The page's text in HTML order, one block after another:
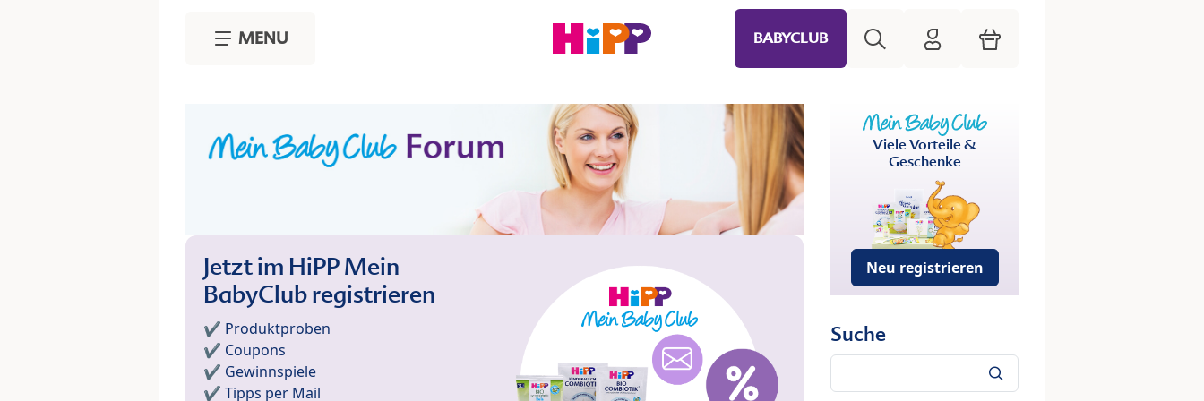
MENU BABYCLUB HiPP Mein Babyclub
Warenkorb
Jetzt im HiPP Mein
BabyClub registrieren
✔️ Produktproben
✔️ Coupons
✔️ Gewinnspiele
✔️ Tipps per Mail
Viele Vorteile &
Geschenke
Neu registrieren
Suche